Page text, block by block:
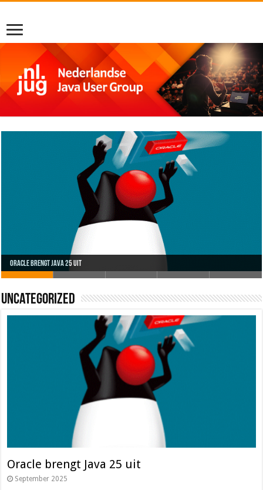
Nieuwe community manager Simon!
Uncategorized
Oracle brengt Java 25 uit
September 2025